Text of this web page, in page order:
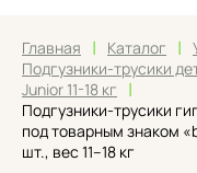
Главная | Каталог |
Подгузники-трусики
Junior 11-18 кг |
Подгузники-трусики
под товарным знаком
шт., вес 11–18 кг